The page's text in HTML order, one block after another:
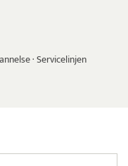
·Servicelinjen